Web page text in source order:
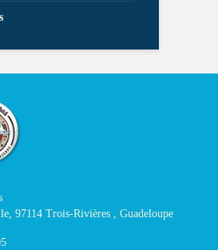
97114 Trois-Rivières , Guadeloupe